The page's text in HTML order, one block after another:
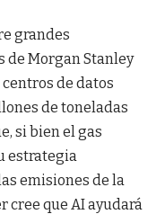
grandes
de Morgan Stanley
de datos
de toneladas
si bien el gas
estrategia
emisiones de la
cree que AI ayudará